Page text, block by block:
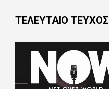
ΤΕΛΕΥΤΑΙΟ ΤΕΥΧΟΣ